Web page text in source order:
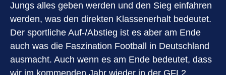
Jungs alles geben werden und den Sieg einfahren
werden, was den direkten Klassenerhalt bedeutet.
Der sportliche Auf-/Abstieg ist es aber am Ende
auch was die Faszination Football in Deutschland
ausmacht. Auch wenn es am Ende bedeutet, dass